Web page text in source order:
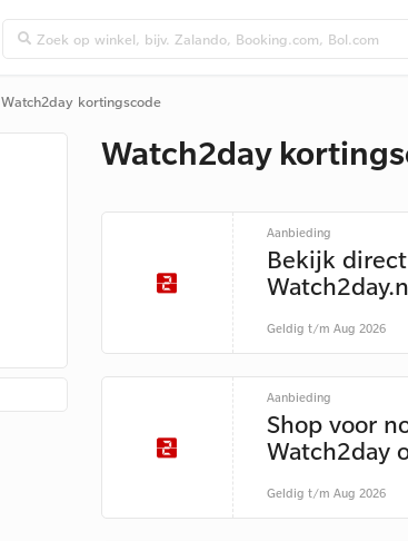
Watch2day kortingscode
Watch2day
Aanbieding
Bekijk
Geldig t/m Aug 2026
Aanbieding
Shop voor
Watch2day
Geldig t/m Aug 2026